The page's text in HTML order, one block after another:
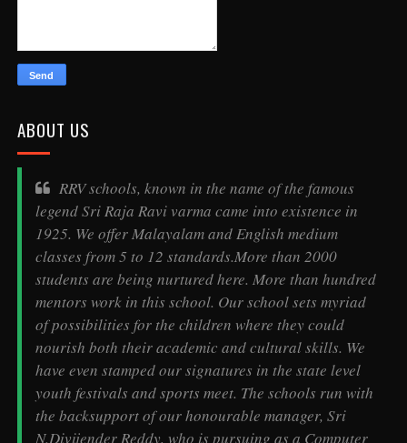
ABOUT US
RRV schools, known in the name of the famous
legendSri Raja Ravi varma came into existence in
1925. We offer Malayalam and English medium
classes from 5 to 12 standards.More than 2000
students are being nurtured here. More than hundred
mentors work in this school. Our school sets myriad
of possibilities for the children where they could
nourish both their academic and cultural skills. We
have even stamped our signatures in the state level
youth festivals and sports meet. The schools run with
the backsupport of our honourable manager, Sri
N.Divijender Reddy, who is pursuing as a Computer